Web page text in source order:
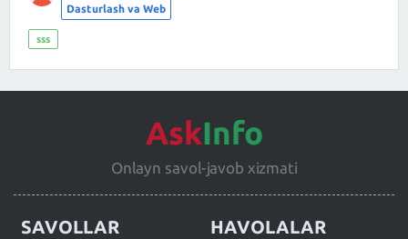
Dasturlash va Web
sss
AskInfo
Onlayn savol-javob xizmati
SAVOLLAR HAVOLALAR